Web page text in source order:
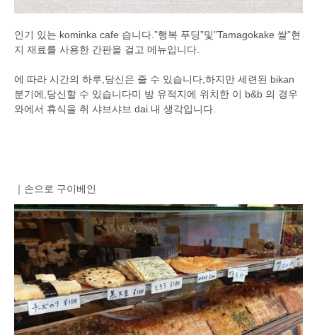
인기 있는 kominka cafe 습니다.”행복 푸딩”및”Tamagokake 쌀”현
지 재료를 사용한 간판을 걸고 메뉴입니다.
에 따라 시간의 하루,당신은 줄 수 있습니다,하지만 세련된 bikan
분기에,당신할 수 있습니다미 방 유적지에 위치한 이 b&b 의 경우
와에서 휴식을 취 샤브샤브 dai.내 생각입니다.
｜손으로 구이베인